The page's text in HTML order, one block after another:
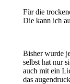
Für die
Die kann ich
Bisher wurde
selbst hat nur
auch mit ein
das